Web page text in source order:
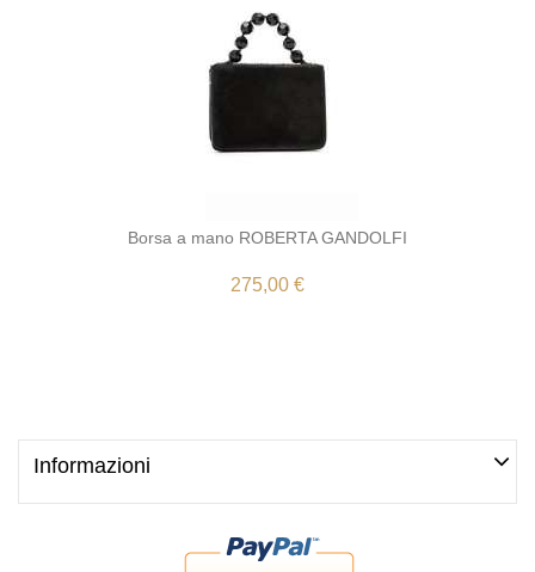
Borsa a mano ROBERTA GANDOLFI
275,00 €
Informazioni